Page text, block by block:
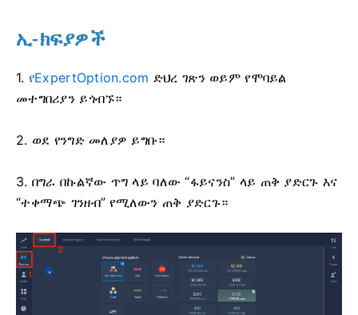
ኢ-ክፍያዎች
1. የExpertOption.com ድህረ ገጽን ወይም የሞባይል
መተግበሪያን ይጎብኙ።
2. ወደ የንግድ መለያዎ ይግቡ።
3. በግራ በኩልኛው ጥግ ላይ ባለው “ፋይናንስ” ላይ ጠቅ ያድርጉ እና
“ተቀማጭ ገንዘብ” የሚለውን ጠቅ ያድርጉ።